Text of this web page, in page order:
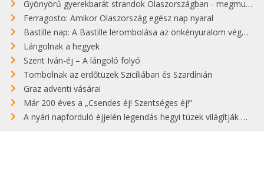
Gyönyörű gyerekbarát strandok Olaszországban - megmutatjuk a 15 legjobbat
Ferragosto: Amikor Olaszország egész nap nyaral
Bastille nap: A Bastille lerombolása az önkényuralom végét jelentette
Lángolnak a hegyek
Szent Iván-éj – A lángoló folyó
Tombolnak az erdőtüzek Szicíliában és Szardínián
Graz adventi vásárai
Már 200 éves a „Csendes éj! Szentséges éj!”
A nyári napforduló éjjelén legendás hegyi tüzek világítják meg Zugspitzét